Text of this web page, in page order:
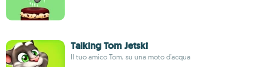
Talking Tom Jetski
Il tuo amico Tom, su una moto d'acqua